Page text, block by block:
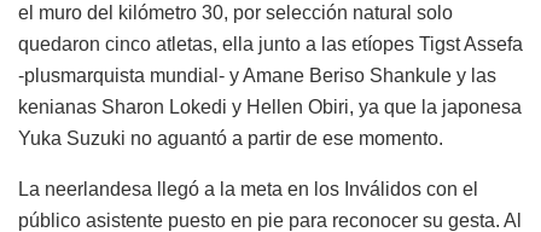
el muro del kilómetro 30, por selección natural solo
quedaron cinco atletas, ella junto a las etíopes Tigst Assefa
-plusmarquista mundial- y Amane Beriso Shankule y las
kenianas Sharon Lokedi y Hellen Obiri, ya que la japonesa
Yuka Suzuki no aguantó a partir de ese momento.
La neerlandesa llegó a la meta en los Inválidos con el
público asistente puesto en pie para reconocer su gesta. Al